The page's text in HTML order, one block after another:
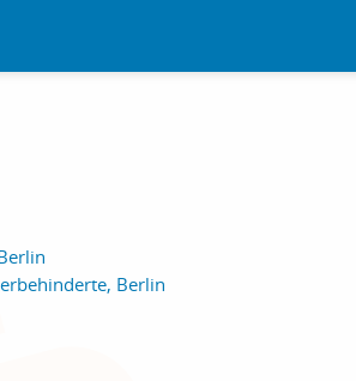
Berlin